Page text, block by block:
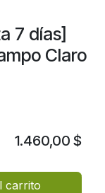
7 días]
Claro
carrito
1.460,00 $